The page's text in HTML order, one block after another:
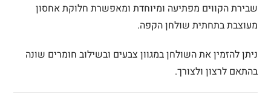
שבירת הקווים מפתיעה ומיוחדת ומאפשרת חלוקת אחסון
מעוצבת בתחתית שולחן הקפה.
ניתן להזמין את השולחן במגוון צבעים ובשילוב חומרים שונה
בהתאם לרצון ולצורך.